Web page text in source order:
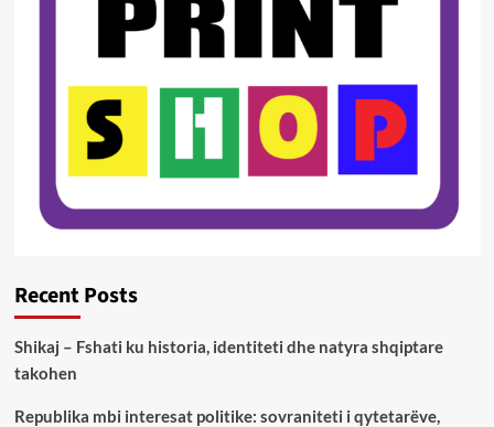
Recent Posts
Shikaj – Fshati ku historia, identiteti dhe natyra shqiptare
takohen
Republika mbi interesat politike: sovraniteti i qytetarëve,